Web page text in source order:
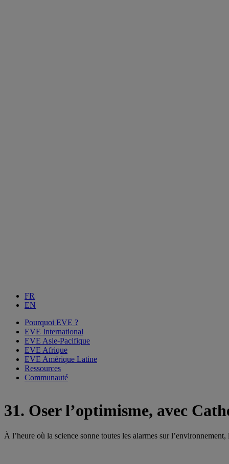
FR
EN
Pourquoi EVE ?
EVE International
EVE Asie-Pacifique
EVE Afrique
EVE Amérique Latine
Ressources
Communauté
31. Oser l’optimisme, avec
À l’heure où la science sonne toutes les alarmes sur